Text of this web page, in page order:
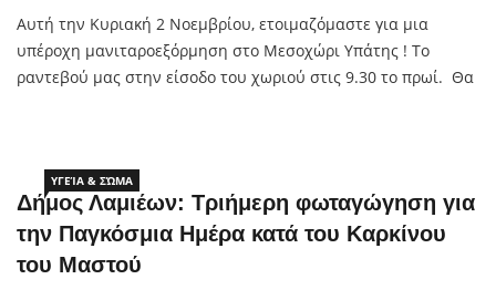
Αυτή την Κυριακή 2 Νοεμβρίου, ετοιμαζόμαστε για μια
υπέροχη μανιταροεξόρμηση στο Μεσοχώρι Υπάτης ! Το
ραντεβού μας στην είσοδο του χωριού στις 9.30 το πρωί. Θα
μικρούς μας φίλους Μετά το […]
ΥΓΕΊΑ & ΣΏΜΑ
Δήμος Λαμιέων: Τριήμερη φωταγώγηση για
την Παγκόσμια Ημέρα κατά του Καρκίνου
του Μαστού